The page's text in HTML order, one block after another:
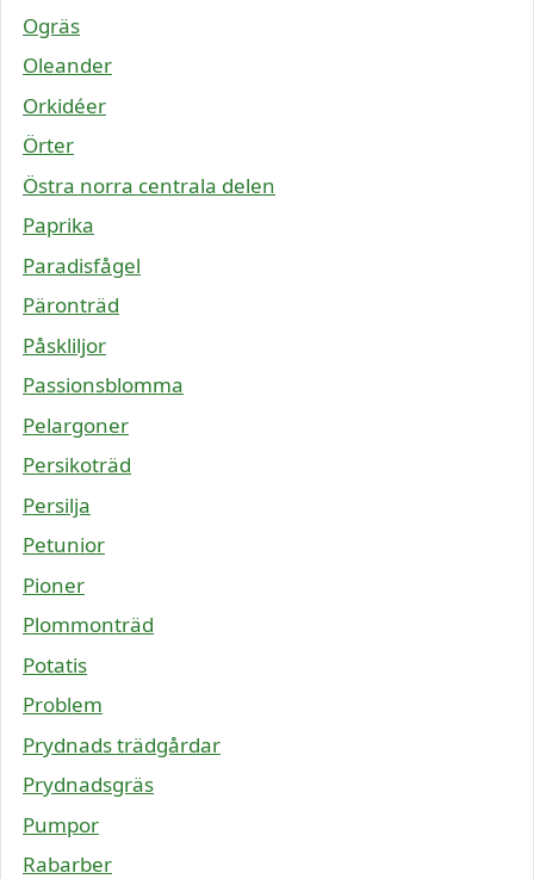
Ogräs
Oleander
Orkidéer
Örter
Östra norra centrala delen
Paprika
Paradisfågel
Päronträd
Påskliljor
Passionsblomma
Pelargoner
Persikoträd
Persilja
Petunior
Pioner
Plommonträd
Potatis
Problem
Prydnads trädgårdar
Prydnadsgräs
Pumpor
Rabarber